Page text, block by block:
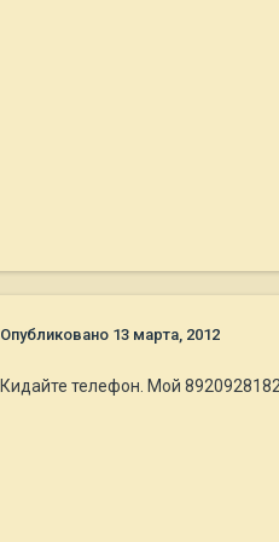
Опубликовано 13 марта, 2012
Кидайте телефон. Мой